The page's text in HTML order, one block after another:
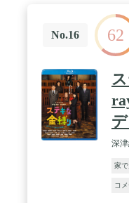
No.16 62
深
家
コ